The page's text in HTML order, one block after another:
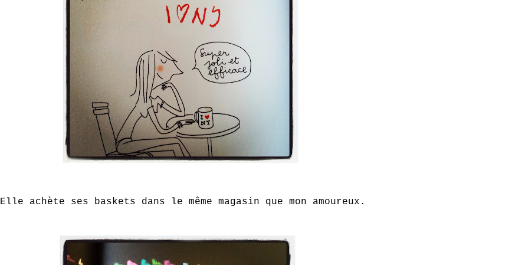
Elle achète ses baskets dans le même magasin que mon amoureux.